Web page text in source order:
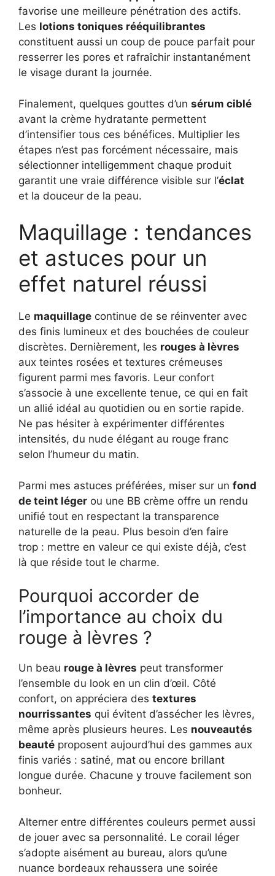
favorise une meilleure pénétration des actifs.
Les lotions toniques rééquilibrantes
constituent aussi un coup de pouce parfait pour
resserrer les pores et rafraîchir instantanément
le visage durant la journée.
Finalement, quelques gouttes d’un sérum ciblé
avant la crème hydratante permettent
d’intensifier tous ces bénéfices. Multiplier les
étapes n’est pas forcément nécessaire, mais
sélectionner intelligemment chaque produit
garantit une vraie différence visible sur l’éclat
et la douceur de la peau.
Maquillage : tendances
et astuces pour un
effet naturel réussi
Le maquillage continue de se réinventer avec
des finis lumineux et des bouchées de couleur
discrètes. Dernièrement, les rouges à lèvres
aux teintes rosées et textures crémeuses
figurent parmi mes favoris. Leur confort
s’associe à une excellente tenue, ce qui en fait
un allié idéal au quotidien ou en sortie rapide.
Ne pas hésiter à expérimenter différentes
intensités, du nude élégant au rouge franc
selon l’humeur du matin.
Parmi mes astuces préférées, miser sur un fond
de teint léger ou une BB crème offre un rendu
unifié tout en respectant la transparence
naturelle de la peau. Plus besoin d’en faire
trop : mettre en valeur ce qui existe déjà, c’est
là que réside tout le charme.
Pourquoi accorder de
l’importance au choix du
rouge à lèvres ?
Un beau rouge à lèvres peut transformer
l’ensemble du look en un clin d’œil. Côté
confort, on appréciera des textures
nourrissantes qui évitent d’assécher les lèvres,
même après plusieurs heures. Les nouveautés
beauté proposent aujourd’hui des gammes aux
finis variés : satiné, mat ou encore brillant
longue durée. Chacune y trouve facilement son
bonheur.
Alterner entre différentes couleurs permet aussi
de jouer avec sa personnalité. Le corail léger
s’adopte aisément au bureau, alors qu’une
nuance bordeaux rehaussera une soirée